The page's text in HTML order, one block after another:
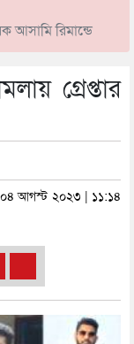
আসামি রিমান্ডে
গ্রেপ্তার
আগস্ট ২০২৩ | ১১:১৪